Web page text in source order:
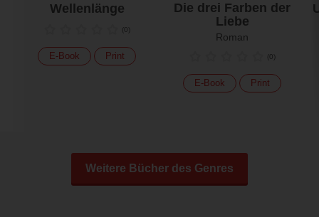
Wellenlänge
(0)
E-Book Print
Die drei Farben der
Liebe
Roman
(0)
E-Book Print
Weitere Bücher des Genres